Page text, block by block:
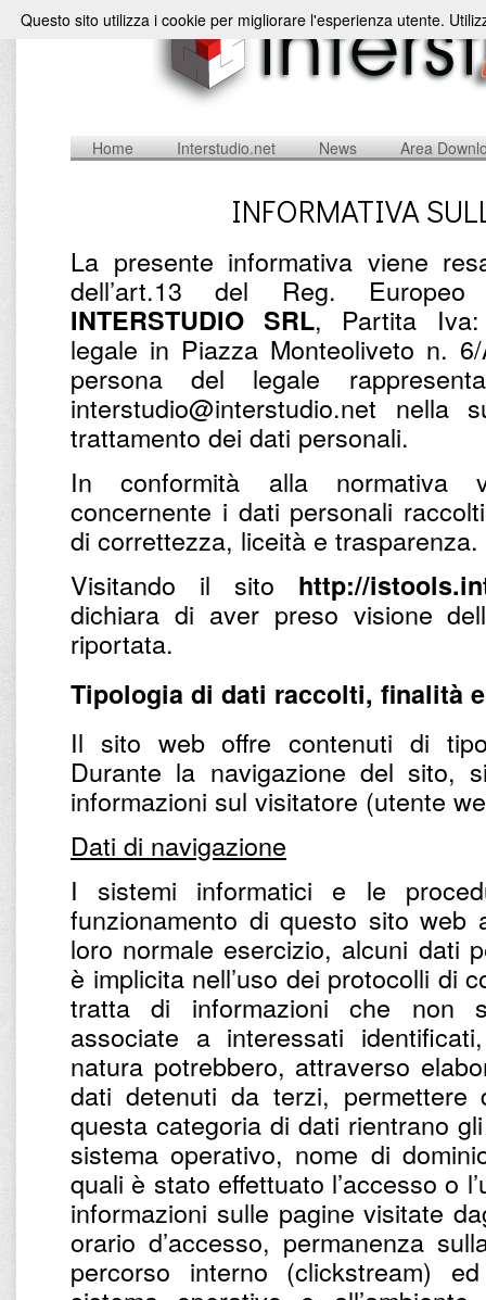
Home Interstudio.net News Area
INFORMATIVA
La presente informativa viene
dell’art.13 del Reg.
INTERSTUDIO SRL, Partita Iva:
legale in Piazza Monteoliveto n.
persona del legale
interstudio@interstudio.net
trattamento dei dati personali.
In conformità alla normativa
concernente i dati personali
di correttezza, liceità e trasparenza.
Visitando il sito http://
dichiara di aver preso visione
riportata.
Tipologia di dati raccolti, finalità
Il sito web offre contenuti di
Durante la navigazione del sito,
informazioni sul visitatore (utente
Dati di navigazione
I sistemi informatici e le
funzionamento di questo sito web
loro normale esercizio, alcuni dati
è implicita nell’uso dei protocolli di
tratta di informazioni che non
associate a interessati
natura potrebbero, attraverso
dati detenuti da terzi,
questa categoria di dati rientrano
sistema operativo, nome di
quali è stato effettuato l’accesso o
informazioni sulle pagine visitate
orario d’accesso, permanenza
percorso interno (clickstream)
Questo sito utilizza i cookie per migliorare l'esperienza utente.